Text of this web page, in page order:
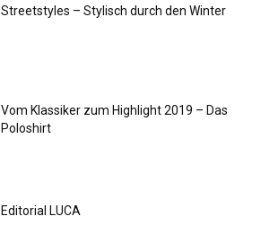
Streetstyles – Stylisch durch den Winter
Vom Klassiker zum Highlight 2019 – Das
Poloshirt
Editorial LUCA